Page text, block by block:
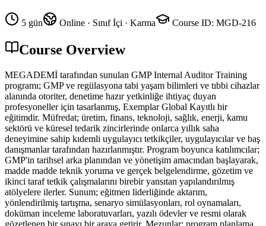
5 gün Online · Sınıf İçi · Karma Course ID: MGD-216
Course Overview
MEGADEMİ tarafından sunulan GMP Internal Auditor Training
programı; GMP ve regülasyona tabi yaşam bilimleri ve tıbbi cihazlar
alanında otoriter, denetime hazır yetkinliğe ihtiyaç duyan
profesyoneller için tasarlanmış, Exemplar Global Kayıtlı bir
eğitimdir. Müfredat; üretim, finans, teknoloji, sağlık, enerji, kamu
sektörü ve küresel tedarik zincirlerinde onlarca yıllık saha
deneyimine sahip kıdemli uygulayıcı tetkikçiler, uygulayıcılar ve baş
danışmanlar tarafından hazırlanmıştır. Program boyunca katılımcılar;
GMP'in tarihsel arka planından ve yönetişim amacından başlayarak,
madde madde teknik yoruma ve gerçek belgelendirme, gözetim ve
ikinci taraf tetkik çalışmalarını birebir yansıtan yapılandırılmış
atölyelere ilerler. Sunum; eğitmen liderliğinde aktarım,
yönlendirilmiş tartışma, senaryo simülasyonları, rol oynamaları,
doküman inceleme laboratuvarları, yazılı ödevler ve resmi olarak
gözetlenen bir sınavı bir araya getirir. Mezunlar; program planlama